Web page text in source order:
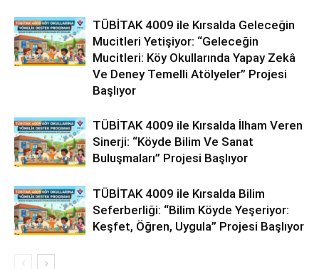
TÜBİTAK 4009 ile Kırsalda Geleceğin
Mucitleri Yetişiyor: “Geleceğin
Mucitleri: Köy Okullarında Yapay Zekâ
Ve Deney Temelli Atölyeler” Projesi
Başlıyor
TÜBİTAK 4009 ile Kırsalda İlham Veren
Sinerji: “Köyde Bilim Ve Sanat
Buluşmaları” Projesi Başlıyor
TÜBİTAK 4009 ile Kırsalda Bilim
Seferberliği: “Bilim Köyde Yeşeriyor:
Keşfet, Öğren, Uygula” Projesi Başlıyor